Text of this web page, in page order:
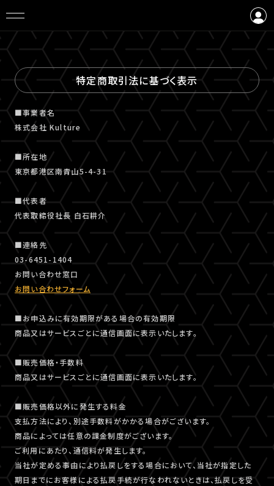
会員登録
特定商取引法に基づく表示
■事業者名
株式会社 Kulture
■所在地
東京都港区南青山5-4-31
■代表者
代表取締役社長 白石耕介
■連絡先
03-6451-1404
お問い合わせ窓口
お問い合わせフォーム
■お申込みに有効期限がある場合の有効期限
商品又はサービスごとに通信画面に表示いたします。
■販売価格・手数料
商品又はサービスごとに通信画面に表示いたします。
■販売価格以外に発生する料金
支払方法により、別途手数料がかかる場合がございます。
商品によっては任意の課金制度がございます。
ご利用にあたり、通信料が発生します。
当社が定める事由により払戻しをする場合において、当社が指定した
期日までにお客様による払戻手続が行なわれないときは、払戻しを受